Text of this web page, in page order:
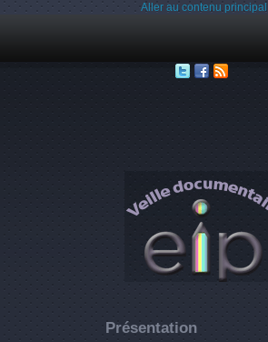
Aller au contenu principal
Présentation